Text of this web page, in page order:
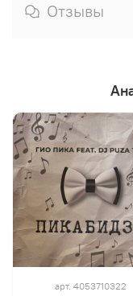
Отзывы
арт. 4053710322